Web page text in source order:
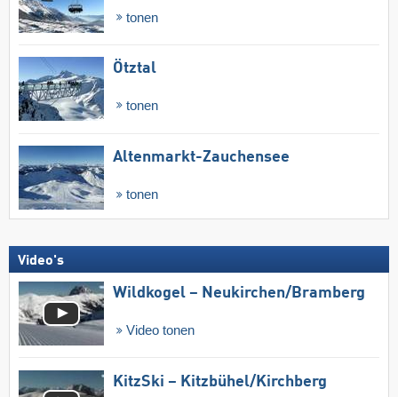
tonen
Ötztal
tonen
Altenmarkt-Zauchensee
tonen
Video's
Wildkogel – Neukirchen/​Bramberg
Video tonen
KitzSki – Kitzbühel/​Kirchberg